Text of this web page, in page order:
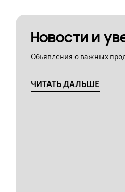
Новости и
Обьявления о важных
ЧИТАТЬ ДАЛЬШЕ